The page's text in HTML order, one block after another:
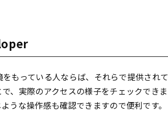
もっている人ならば、それらで提供されて
、実際のアクセスの様子をチェックできま
うな操作感も確認できますので便利です。